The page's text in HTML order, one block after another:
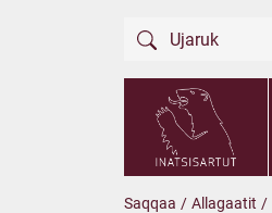
Saqqaa / Allagaatit /